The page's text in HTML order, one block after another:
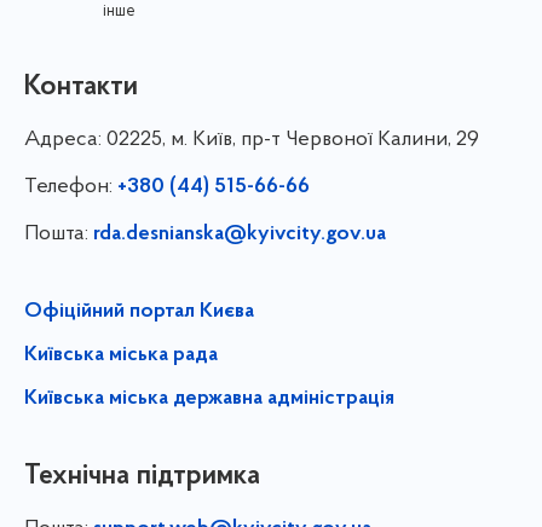
інше
Контакти
Адреса: 02225, м. Київ, пр-т Червоної Калини, 29
Телефон: +380 (44) 515-66-66
Пошта: rda.desnianska@kyivcity.gov.ua
Офіційний портал Києва
Київська міська рада
Київська міська державна адміністрація
Технічна підтримка